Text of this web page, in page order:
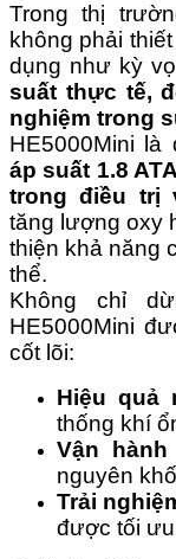
Trong thị
không phải
dụng như kỳ
suất thực tế,
nghiệm trong
HE5000Mini
áp suất 1.8
trong điều trị
tăng lượng oxy
thiện khả năng
thể.
Không chỉ
HE5000Mini
cốt lõi:
Hiệu quả
thống khí
Vận
nguyên
Trải
được tối